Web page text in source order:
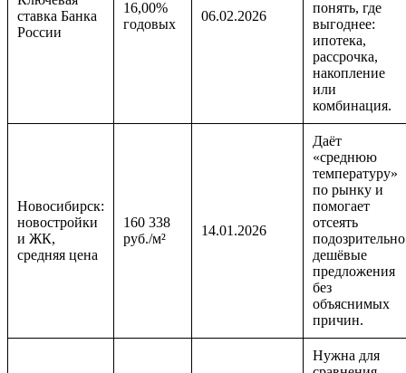
ставка Банка
России
16,00%
годовых
06.02.2026
понять, где
выгоднее:
ипотека,
рассрочка,
накопление
или
комбинация.
Новосибирск:
новостройки
и ЖК,
средняя цена
160 338
руб./м²
14.01.2026
Даёт
«среднюю
температуру»
по рынку и
помогает
отсеять
подозрительно
дешёвые
предложения
без
объяснимых
причин.
Нужна для